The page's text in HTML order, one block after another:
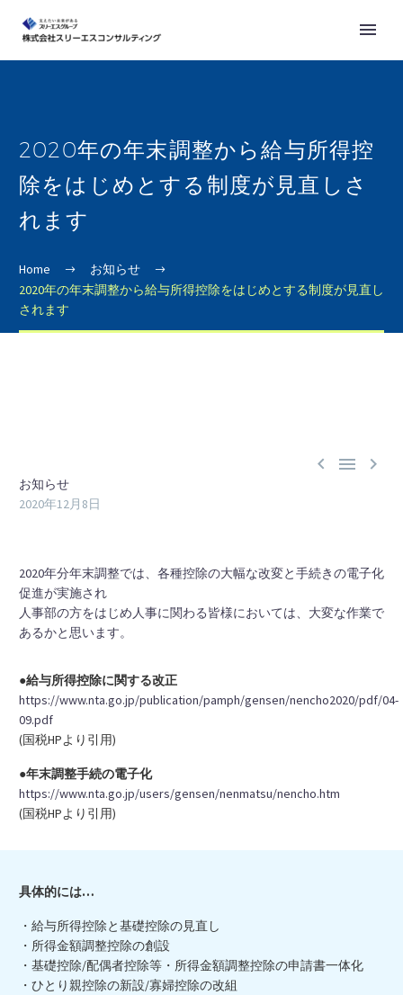
2020年の年末調整から給与所得控
除をはじめとする制度が見直しさ
れます
Home
お知らせ
2020年の年末調整から給与所得控除をはじめとする制度が見直し
されます
  
お知らせ
2020年12月8日
2020年分年末調整では、各種控除の大幅な改変と手続きの電子化
促進が実施され
人事部の方をはじめ人事に関わる皆様においては、大変な作業で
あるかと思います。
●給与所得控除に関する改正
https://www.nta.go.jp/publication/pamph/gensen/nencho2020/pdf/04-
09.pdf
(国税HPより引用)
●年末調整手続の電子化
https://www.nta.go.jp/users/gensen/nenmatsu/nencho.htm
(国税HPより引用)
具体的には…
・給与所得控除と基礎控除の見直し
・所得金額調整控除の創設
・基礎控除/配偶者控除等・所得金額調整控除の申請書一体化
・ひとり親控除の新設/寡婦控除の改組